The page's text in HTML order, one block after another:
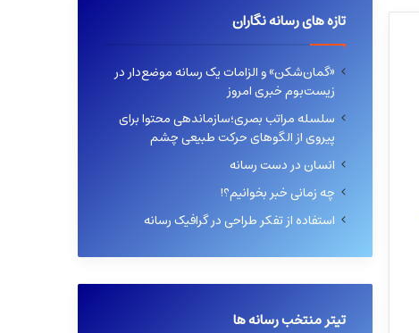
تازه های رسانه نگاران
«گمان‌شکن» و الزامات یک رسانه موضع‌دار در
زیست‌بوم خبری امروز
سلسله مراتب بصری؛سازماندهی محتوا برای
پیروی از الگوهای حرکت طبیعی چشم
انسان در دست رسانه
چه زمانی خبر بخوانیم؟!
استفاده از تفکر طراحی در گرافیک رسانه
تیتر منتخب رسانه ها